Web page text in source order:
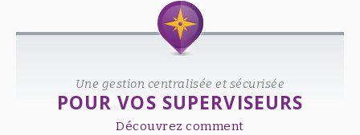
Une gestion centralisée et sécurisée
POUR VOS SUPERVISEURS
Découvrez comment